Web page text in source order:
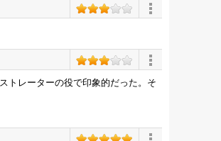
トレーターの役で印象的だった。そ